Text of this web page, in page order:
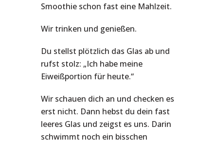
Smoothie schon fast eine Mahlzeit.
Wir trinken und genießen.
Du stellst plötzlich das Glas ab und
rufst stolz: „Ich habe meine
Eiweißportion für heute.“
Wir schauen dich an und checken es
erst nicht. Dann hebst du dein fast
leeres Glas und zeigst es uns. Darin
schwimmt noch ein bisschen